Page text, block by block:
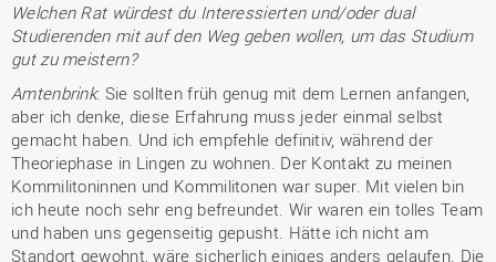
Welchen Rat würdest du Interessierten und/oder dual
Studierenden mit auf den Weg geben wollen, um das Studium
gut zu meistern?
Amtenbrink: Sie sollten früh genug mit dem Lernen anfangen,
aber ich denke, diese Erfahrung muss jeder einmal selbst
gemacht haben. Und ich empfehle definitiv, während der
Theoriephase in Lingen zu wohnen. Der Kontakt zu meinen
Kommilitoninnen und Kommilitonen war super. Mit vielen bin
ich heute noch sehr eng befreundet. Wir waren ein tolles Team
und haben uns gegenseitig gepusht. Hätte ich nicht am
Standort gewohnt, wäre sicherlich einiges anders gelaufen. Die